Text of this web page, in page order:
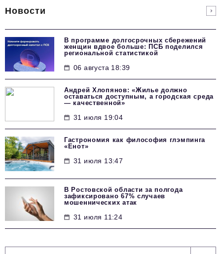
Новости
В программе долгосрочных сбережений
женщин вдвое больше: ПСБ поделился
региональной статистикой
06 августа 18:39
Андрей Хлопянов: «Жилье должно
оставаться доступным, а городская среда
— качественной»
31 июля 19:04
Гастрономия как философия глэмпинга
«Енот»
31 июля 13:47
В Ростовской области за полгода
зафиксировано 67% случаев
мошеннических атак
31 июля 11:24